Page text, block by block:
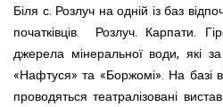
Біля с. Розлуч на одній із баз
початківців. Розлуч. Карпати.
джерела мінеральної води, які
«Нафтуся» та «Боржомі». На базі
проводяться театралізовані